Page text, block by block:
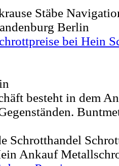
Stäbe
Berlin
bei Hein
besteht in dem
Schrotthandel
Ankauf